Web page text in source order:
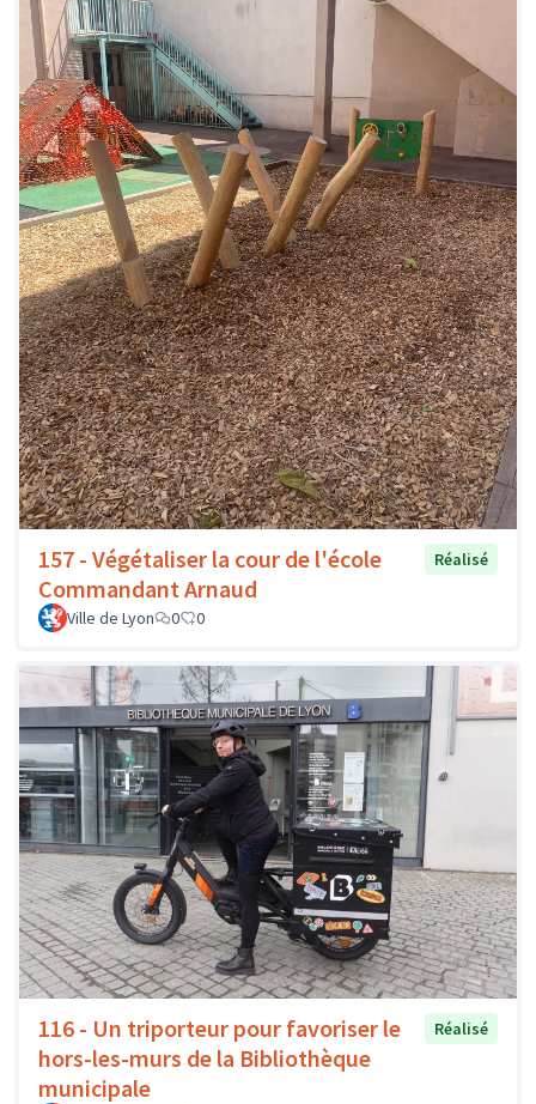
157 - Végétaliser la cour de l'école
Commandant Arnaud
Réalisé
Ville de Lyon 0 0
116 - Un triporteur pour favoriser le
hors-les-murs de la Bibliothèque
municipale
Réalisé